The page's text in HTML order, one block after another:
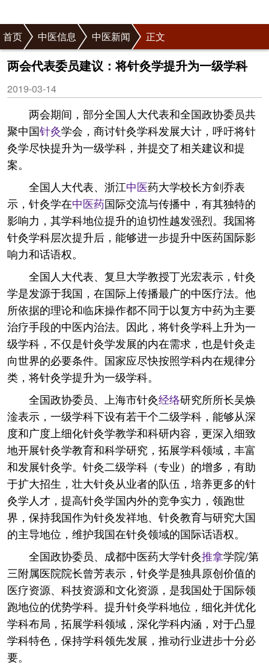
首页 中医信息 中医新闻 正文
两会代表委员建议：将针灸学提升为一级学科
2019-03-14
两会期间，部分全国人大代表和全国政协委员共
聚中国针灸学会，商讨针灸学科发展大计，呼吁将针
灸学尽快提升为一级学科，并提交了相关建议和提
案。
全国人大代表、浙江中医药大学校长方剑乔表
示，针灸学在中医药国际交流与传播中，有其独特的
影响力，其学科地位提升的迫切性越发强烈。我国将
针灸学科层次提升后，能够进一步提升中医药国际影
响力和话语权。
全国人大代表、复旦大学教授丁光宏表示，针灸
学是发源于我国，在国际上传播最广的中医疗法。他
所依据的理论和临床操作都不同于以复方中药为主要
治疗手段的中医内治法。因此，将针灸学科上升为一
级学科，不仅是针灸学发展的内在需求，也是针灸走
向世界的必要条件。国家应尽快按照学科内在规律分
类，将针灸学提升为一级学科。
全国政协委员、上海市针灸经络研究所所长吴焕
淦表示，一级学科下设有若干个二级学科，能够从深
度和广度上细化针灸学教学和科研内容，更深入细致
地开展针灸学教育和科学研究，拓展学科领域，丰富
和发展针灸学。针灸二级学科（专业）的增多，有助
于扩大招生，壮大针灸从业者的队伍，培养更多的针
灸学人才，提高针灸学国内外的竞争实力，领跑世
界，保持我国作为针灸发祥地、针灸教育与研究大国
的主导地位，维护我国在针灸领域的国际话语权。
全国政协委员、成都中医药大学针灸推拿学院/第
三附属医院院长曾芳表示，针灸学是独具原创价值的
医疗资源、科技资源和文化资源，是我国处于国际领
跑地位的优势学科。提升针灸学科地位，细化并优化
学科布局，拓展学科领域，深化学科内涵，对于凸显
学科特色，保持学科领先发展，推动行业进步十分必
要。